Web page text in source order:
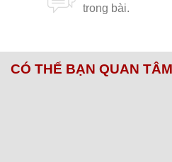
CÓ THỂ BẠN QUAN TÂM